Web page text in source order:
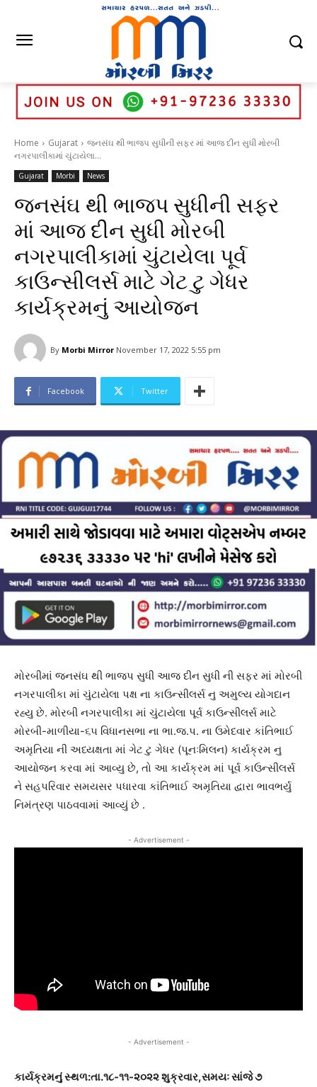
Home Gujarat
જનસંઘ થી ભાજપ સુધીની સફર માં આજ દીન સુધી મોરબી
નગરપાલીકામાં ચુંટાયેલા...
Gujarat Morbi News
જનસંઘ થી ભાજપ સુધીની સફર
માં આજ દીન સુધી મોરબી
નગરપાલીકામાં ચુંટાયેલા પૂર્વ
કાઉન્સીલર્સ માટે ગેટ ટુ ગેધર
કાર્યક્રમનું આયોજન
By Morbi Mirror November 17, 2022 5:55 pm
Facebook Twitter
મોરબીમાં જનસંઘ થી ભાજપ સુધી આજ દીન સુધી ની સફર માં મોરબી
નગરપાલીકા માં ચુંટાયેલા પક્ષ ના કાઉન્સીલર્સ નુ અમુલ્ય યોગદાન
રહ્યુ છે. મોરબી નગરપાલીકા માં ચુંટાયેલા પૂર્વ કાઉન્સીલર્સ માટે
મોરબી-માળીયા-૬૫ વિધાનસભા ના ભા.જ.પ. ના ઉમેદવાર કાંતિભાઈ
અમૃતિયા ની અધ્યક્ષતા માં ગેટ ટુ ગેધર (પૂનઃમિલન) કાર્યક્રમ નુ
આયોજન કરવા માં આવ્યુ છે, તો આ કાર્યક્રમ માં પૂર્વ કાઉન્સીલર્સ
ને સહપરિવાર સમયસર પધારવા કાંતિભાઈ અમૃતિયા દ્વારા ભાવભર્યુ
નિમંત્રણ પાઠવવામાં આવ્યું છે .
- Advertisement -
- Advertisement -
કાર્યક્રમનું સ્થળ:તા.૧૮-૧૧-૨૦૨૨ શુક્રવાર,સમયઃ સાંજે ૭